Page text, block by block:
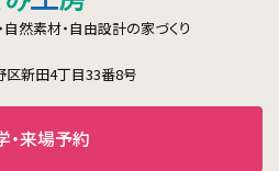
自然素材・自由設計の家づくり
区新田4丁目33番8号
・来場予約